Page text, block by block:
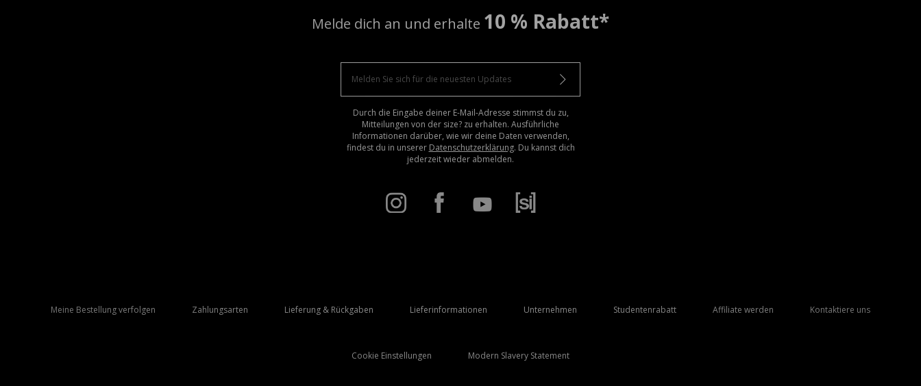
Melde dich an und erhalte 10 % Rabatt*
Durch die Eingabe deiner E-Mail-Adresse stimmst du zu,
Mitteilungen von der size? zu erhalten. Ausführliche
Informationen darüber, wie wir deine Daten verwenden,
findest du in unserer Datenschutzerklärung. Du kannst dich
jederzeit wieder abmelden.
Meine Bestellung verfolgen Zahlungsarten Lieferung & Rückgaben Lieferinformationen Unternehmen Studentenrabatt Affiliate werden Kontaktiere uns
Cookie Einstellungen Modern Slavery Statement